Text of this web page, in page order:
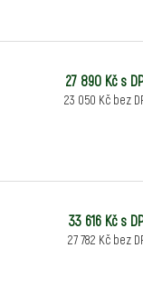
27 890 Kč s
23 050 Kč bez
33 616 Kč s
27 782 Kč bez